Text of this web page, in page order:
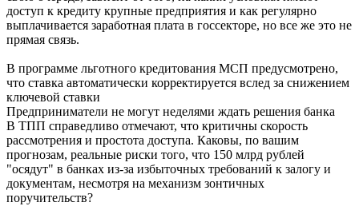
доступ к кредиту крупные предприятия и как регулярно
выплачивается заработная плата в госсекторе, но все же это не
прямая связь.
В программе льготного кредитования МСП предусмотрено,
что ставка автоматически корректируется вслед за снижением
ключевой ставки
Предприниматели не могут неделями ждать решения банка
В ТПП справедливо отмечают, что критичны скорость
рассмотрения и простота доступа. Каковы, по вашим
прогнозам, реальные риски того, что 150 млрд рублей
"осядут" в банках из-за избыточных требований к залогу и
документам, несмотря на механизм зонтичных
поручительств?